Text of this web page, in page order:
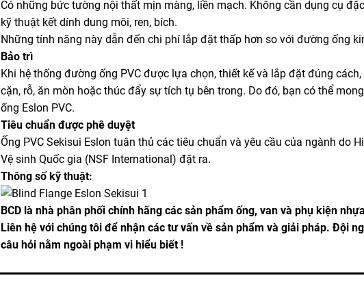
Có những bức tường nội thất mịn màng, liền mạch. Không cần dụng cụ
kỹ thuật kết dính dung môi, ren, bích.
Những tính năng này dẫn đến chi phí lắp đặt thấp hơn so với đường ống
Bảo trì
Khi hệ thống đường ống PVC được lựa chọn, thiết kế và lắp đặt đúng
cặn, rỗ, ăn mòn hoặc thúc đẩy sự tích tụ bên trong. Do đó, bạn có thể
ống Eslon PVC.
Tiêu chuẩn được phê duyệt
Ống PVC Sekisui Eslon tuân thủ các tiêu chuẩn và yêu cầu của ngành do
Vệ sinh Quốc gia (NSF International) đặt ra.
Thông số kỹ thuật:
BCD là nhà phân phối chính hãng các sản phẩm ống, van và phụ kiện
Liên hệ với chúng tôi để nhận các tư vấn về sản phẩm và giải pháp. Đội
câu hỏi nằm ngoài phạm vi hiểu biết !